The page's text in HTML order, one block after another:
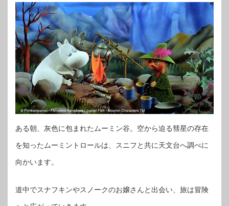
ある朝、灰色に包まれたムーミン谷。空から迫る彗星の存在
を知ったムーミントロールは、スニフと共に天文台へ調べに
向かいます。
道中でスナフキンやスノークのお嬢さんと出会い、旅は冒険